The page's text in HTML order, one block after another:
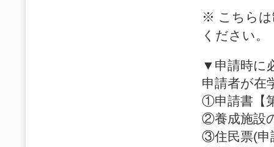
※ こちらは
ください。
▼申請時に
申請者が在
①申請書【
②養成施設
③住民票(申